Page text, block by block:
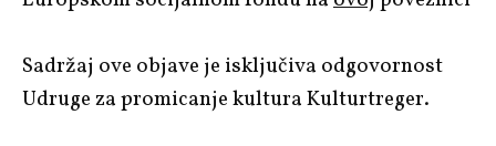
Sadržaj ove objave je isključiva odgovornost
Udruge za promicanje kultura Kulturtreger.